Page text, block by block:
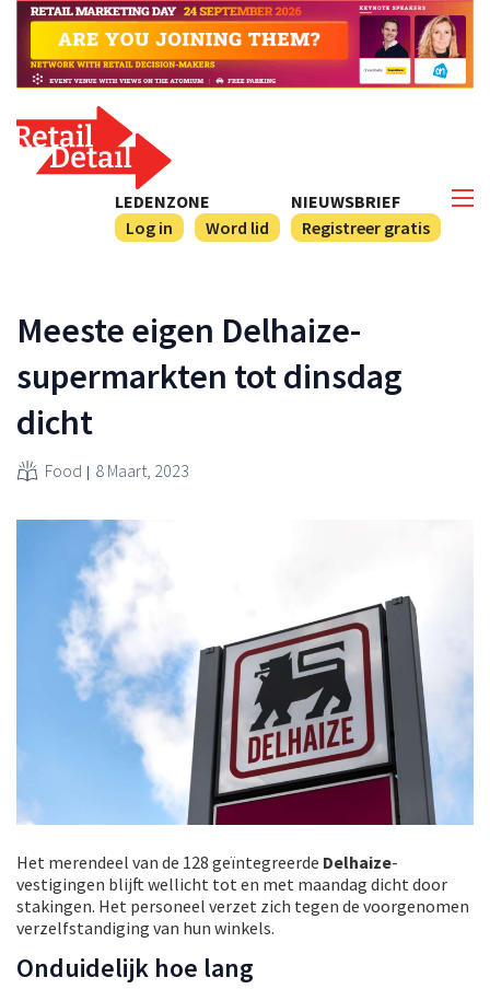
NIEUWSBRIEF
Registreer gratis
LEDENZONE
Log in
Word lid
Meeste eigen Delhaize-
supermarkten tot dinsdag
dicht
Food 8 Maart, 2023
Het merendeel van de 128 geïntegreerde Delhaize-
vestigingen blijft wellicht tot en met maandag dicht door
stakingen. Het personeel verzet zich tegen de voorgenomen
verzelfstandiging van hun winkels.
Onduidelijk hoe lang